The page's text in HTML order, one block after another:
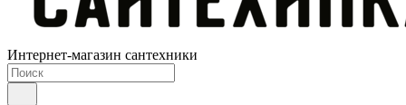
Интернет-магазин сантехники